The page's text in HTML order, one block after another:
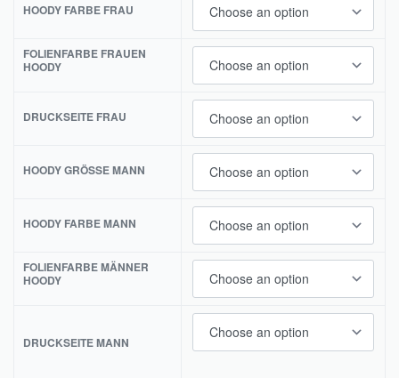
HOODY FARBE FRAU
FOLIENFARBE FRAUEN
HOODY
DRUCKSEITE FRAU
HOODY GRÖSSE MANN
HOODY FARBE MANN
FOLIENFARBE MÄNNER
HOODY
DRUCKSEITE MANN